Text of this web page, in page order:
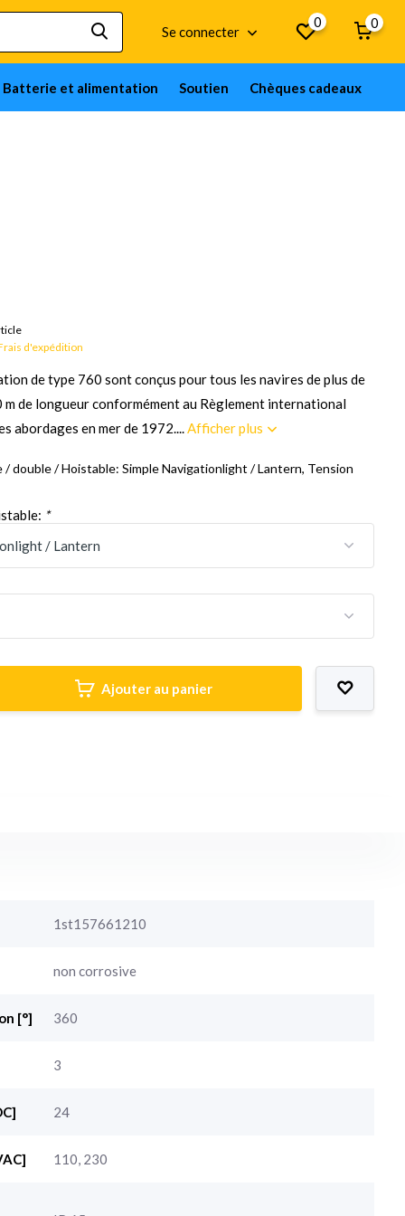
Se connecter
0 0
Batterie et alimentation Soutien Chèques cadeaux
d'expédition
de type 760 sont conçus pour tous les navires de plus de
m de longueur conformément au Règlement international
abordages en mer de 1972....Afficher plus
/ double / Hoistable: Simple Navigationlight / Lantern, Tension
*
Ajouter au panier
1st157661210
non corrosive
[°] 360
3
24
110, 230